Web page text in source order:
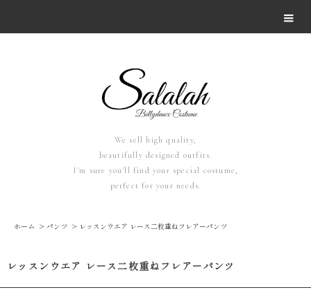
We sell high quality,
beautifully designed outfits.
I'm sure you'll find your special costume,
perfect for your needs.
ホーム > パンツ > レッスンウエア レース二枚重ねフレアーパンツ
レッスンウエア レース二枚重ねフレアーパンツ